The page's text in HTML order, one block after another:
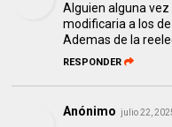
Alguien alguna
modificaria a los
Ademas de la
RESPONDER
Anónimo julio 22,